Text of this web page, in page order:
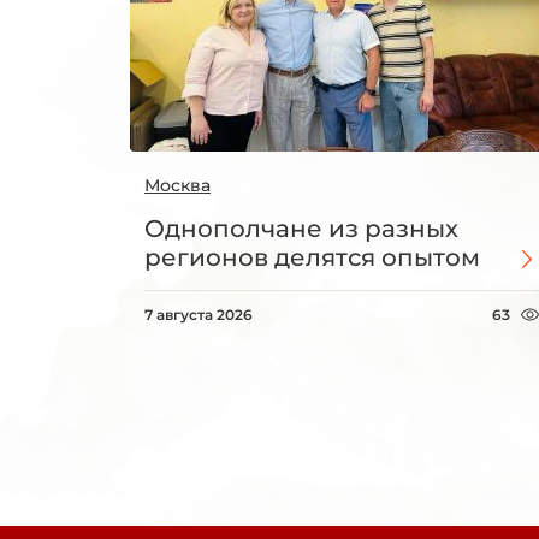
Москва
Однополчане из разных
регионов делятся опытом
7 августа 2026 63